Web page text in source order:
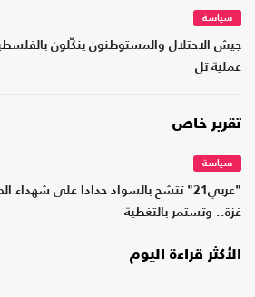
سياسة
جيش الاحتلال والمستوطنون ينكّلون
عملية تل
تقرير خاص
سياسة
"عربي21" تتشح بالسواد حدادا على
غزة.. وتستمر بالتغطية
الأكثر قراءة اليوم